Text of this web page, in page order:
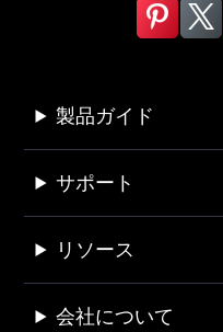
製品ガイド
サポート
リソース
会社について